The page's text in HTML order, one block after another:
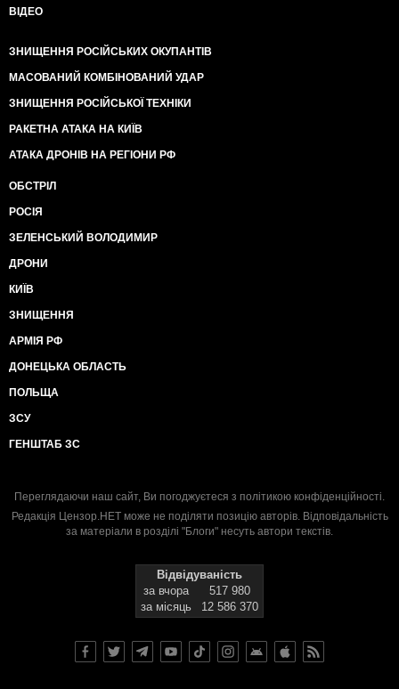
ВІДЕО
ЗНИЩЕННЯ РОСІЙСЬКИХ ОКУПАНТІВ
МАСОВАНИЙ КОМБІНОВАНИЙ УДАР
ЗНИЩЕННЯ РОСІЙСЬКОЇ ТЕХНІКИ
РАКЕТНА АТАКА НА КИЇВ
АТАКА ДРОНІВ НА РЕГІОНИ РФ
ОБСТРІЛ
РОСІЯ
ЗЕЛЕНСЬКИЙ ВОЛОДИМИР
ДРОНИ
КИЇВ
ЗНИЩЕННЯ
АРМІЯ РФ
ДОНЕЦЬКА ОБЛАСТЬ
ПОЛЬЩА
ЗСУ
ГЕНШТАБ ЗС
Переглядаючи наш сайт, Ви погоджуєтеся з політикою конфіденційності.
Редакція Цензор.НЕТ може не поділяти позицію авторів. Відповідальність
за матеріали в розділі "Блоги" несуть автори текстів.
Відвідуваність
за вчора
517 980
за місяць
12 586 370